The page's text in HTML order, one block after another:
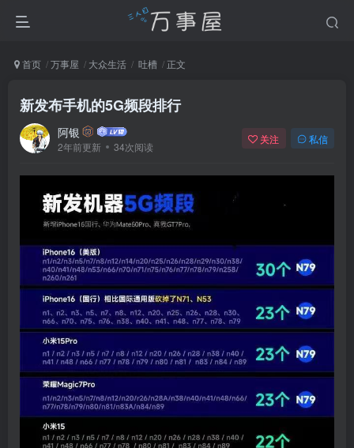
首页 万事屋 大众生活 吐槽 正文
新发布手机的5G频段排行
阿银
2年前更新 34次阅读
关注 私信